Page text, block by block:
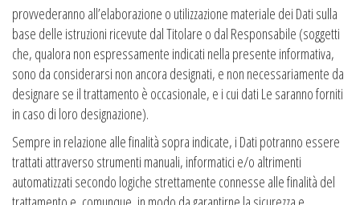
provvederanno all’elaborazione o utilizzazione materiale dei Dati sulla
base delle istruzioni ricevute dal Titolare o dal Responsabile (soggetti
che, qualora non espressamente indicati nella presente informativa,
sono da considerarsi non ancora designati, e non necessariamente da
designare se il trattamento è occasionale, e i cui dati Le saranno forniti
in caso di loro designazione).
Sempre in relazione alle finalità sopra indicate, i Dati potranno essere
trattati attraverso strumenti manuali, informatici e/o altrimenti
automatizzati secondo logiche strettamente connesse alle finalità del